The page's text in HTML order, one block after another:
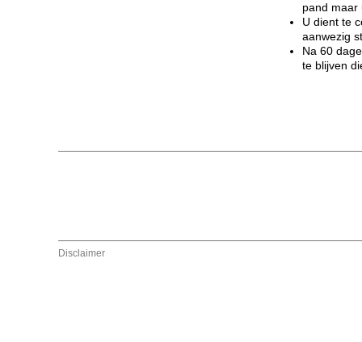
pand maar
U dient te
aanwezig
Na 60
te blijven
Disclaimer